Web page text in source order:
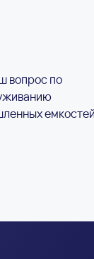
вопрос по